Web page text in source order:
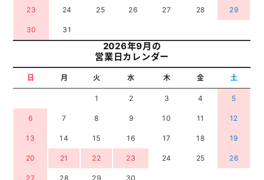
23 24 25 26 27 28 29
30 31
2026年9月の
営業日カレンダー
日 月 火 水 木 金 土
1 2 3 4 5
6 7 8 9 10 11 12
13 14 15 16 17 18 19
20 21 22 23 24 25 26
27 28 29
30